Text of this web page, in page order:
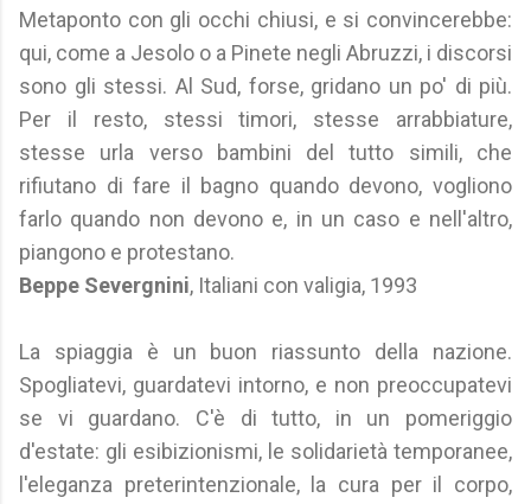
Metaponto con gli occhi chiusi, e si convincerebbe:
qui, come a Jesolo o a Pinete negli Abruzzi, i discorsi
sono gli stessi. Al Sud, forse, gridano un po' di più.
Per il resto, stessi timori, stesse arrabbiature,
stesse urla verso bambini del tutto simili, che
rifiutano di fare il bagno quando devono, vogliono
farlo quando non devono e, in un caso e nell'altro,
piangono e protestano.
Beppe Severgnini, Italiani con valigia, 1993
La spiaggia è un buon riassunto della nazione.
Spogliatevi, guardatevi intorno, e non preoccupatevi
se vi guardano. C'è di tutto, in un pomeriggio
d'estate: gli esibizionismi, le solidarietà temporanee,
l'eleganza preterintenzionale, la cura per il corpo,